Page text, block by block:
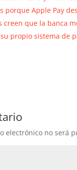
porque Apple Pay
creen que la banca
propio sistema de
electrónico no será